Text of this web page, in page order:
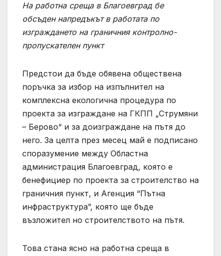
На работна среща в Благоевград бе
обсъден напредъкът в работата по
изграждането на граничния контролно-
пропускателен пункт
Предстои да бъде обявена обществена
поръчка за избор на изпълнител на
комплексна екологична процедура по
проекта за изграждане на ГКПП „Струмяни
– Берово“ и за доизграждане на пътя до
него. За целта през месец май е подписано
споразумение между Областна
администрация Благоевград, която е
бенефициер по проекта за строителство на
граничния пункт, и Агенция “Пътна
инфраструктура”, която ще бъде
възложител но строителството на пътя.
Това стана ясно на работна среща в